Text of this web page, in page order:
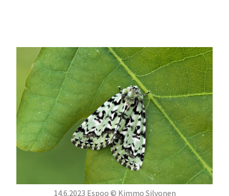
14.6.2023 Espoo © Kimmo Silvonen